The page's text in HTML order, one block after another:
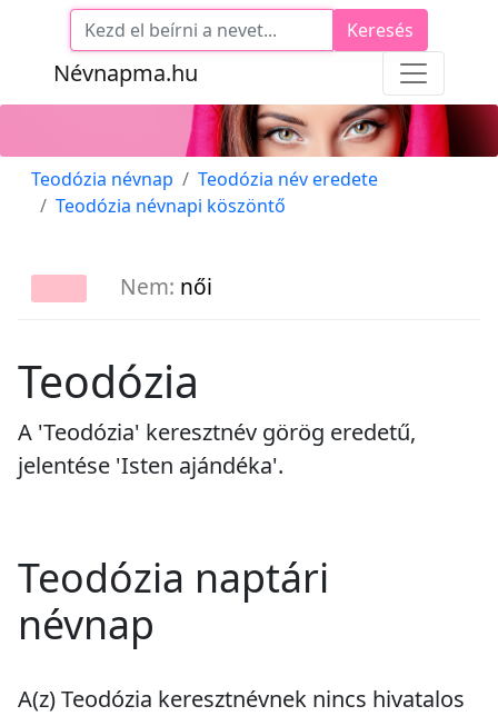
Névnapma.hu
Keresés
Teodózia névnap
Teodózia név eredete
Teodózia névnapi köszöntő
Nem: női
Teodózia
A 'Teodózia' keresztnév görög eredetű,
jelentése 'Isten ajándéka'.
Teodózia naptári
névnap
A(z) Teodózia keresztnévnek nincs hivatalos